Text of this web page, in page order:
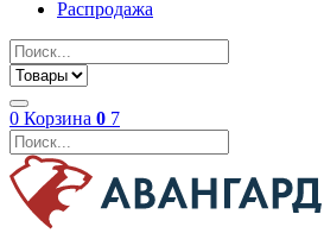
Распродажа
0 Корзина 0 7